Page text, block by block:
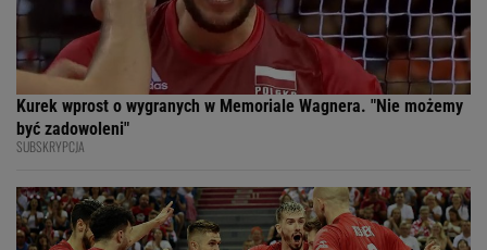
Kurek wprost o wygranych w Memoriale Wagnera. "Nie możemy
być zadowoleni"
SUBSKRYPCJA